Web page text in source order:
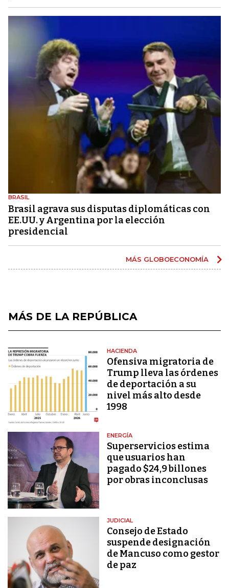
BRASIL
Brasil agrava sus disputas diplomáticas con
EE.UU. y Argentina por la elección
presidencial
MÁS GLOBOECONOMÍA
MÁS DE LA REPÚBLICA
HACIENDA
Ofensiva migratoria de
Trump lleva las órdenes
de deportación a su
nivel más alto desde
1998
ENERGÍA
Superservicios estima
que usuarios han
pagado $24,9 billones
por obras inconclusas
JUDICIAL
Consejo de Estado
suspende designación
de Mancuso como gestor
de paz